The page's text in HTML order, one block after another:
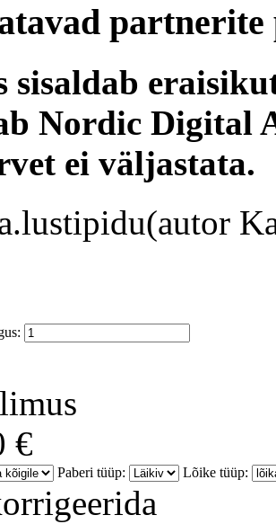
sisaldab
Nordic Digital
ei väljastata.
€
Paberi tüüp: Lõike tüüp: